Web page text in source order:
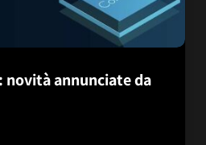
novità annunciate da